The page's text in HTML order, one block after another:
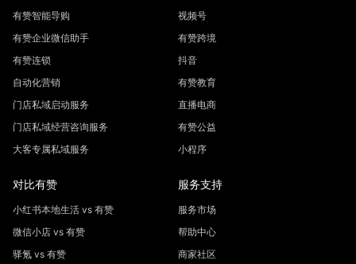
有赞智能导购
有赞企业微信助手
有赞连锁
自动化营销
门店私域启动服务
门店私域经营咨询服务
大客专属私域服务
视频号
有赞跨境
抖音
有赞教育
直播电商
有赞公益
小程序
对比有赞
小红书本地生活 vs 有赞
微信小店 vs 有赞
驿氪 vs 有赞
服务支持
服务市场
帮助中心
商家社区